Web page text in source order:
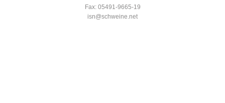
Fax: 05491-9665-19
isn@schweine.net